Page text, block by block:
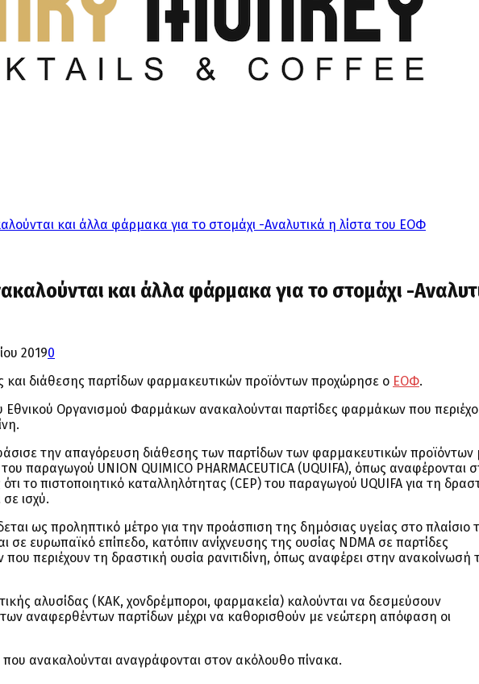
και άλλα φάρμακα για το στομάχι -Αναλυτικά η λίστα του ΕΟΦ
και άλλα φάρμακα για το στομάχι -
20190
και διάθεσης παρτίδων φαρμακευτικών προϊόντων προχώρησε ο ΕΟΦ.
Οργανισμού Φαρμάκων ανακαλούνται παρτίδες φαρμάκων που
την απαγόρευση διάθεσης των παρτίδων των φαρμακευτικών προϊόντων
του παραγωγού UNION QUIMICO PHARMACEUTICA (UQUIFA), όπως αναφέρονται
το πιστοποιητικό καταλληλότητας (CEP) του παραγωγού UQUIFA για τη
σε ισχύ.
ως προληπτικό μέτρο για την προάσπιση της δημόσιας υγείας στο πλαίσιο
σε ευρωπαϊκό επίπεδο, κατόπιν ανίχνευσης της ουσίας NDMA σε παρτίδες
περιέχουν τη δραστική ουσία ρανιτιδίνη, όπως αναφέρει στην ανακοίνωσή
αλυσίδας (ΚΑΚ, χονδρέμποροι, φαρμακεία) καλούνται να δεσμεύσουν
αναφερθέντων παρτίδων μέχρι να καθορισθούν με νεώτερη απόφαση οι
ανακαλούνται αναγράφονται στον ακόλουθο πίνακα.